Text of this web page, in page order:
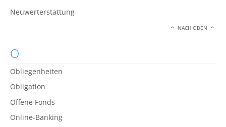
Neuwerterstattung
NACH OBEN
O
Obliegenheiten
Obligation
Offene Fonds
Online-Banking